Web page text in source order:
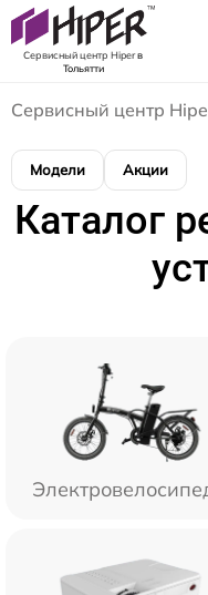
Сервисный центр Hiperв
Тольятти
Сервисный центр
Модели Акции
Каталог